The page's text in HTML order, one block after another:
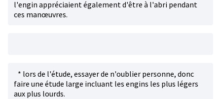
l'engin appréciaient également d'être à l'abri pendant
ces manœuvres.
* lors de l'étude, essayer de n'oublier personne, donc
faire une étude large incluant les engins les plus légers
aux plus lourds.